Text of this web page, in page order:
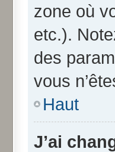
zone où
etc.).
des
vous
Haut
J’ai